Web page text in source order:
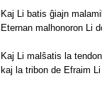
Kaj Li batis ĝiajn
Eternan malhonoron Li
Kaj Li malŝatis la
kaj la tribon de Efraim